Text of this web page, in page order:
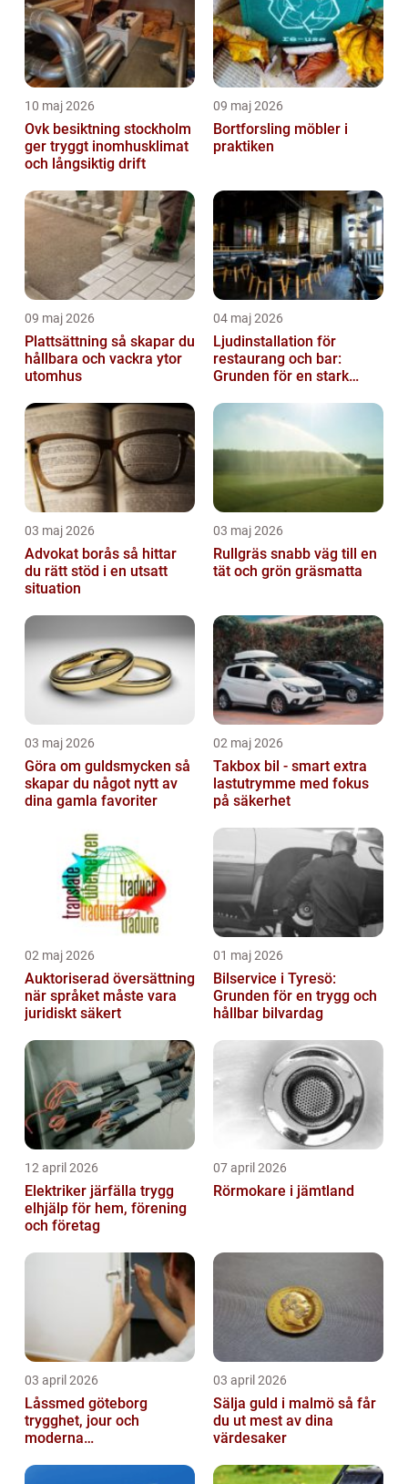
10 maj 2026
Ovk besiktning stockholm
ger tryggt inomhusklimat
och långsiktig drift
09 maj 2026
Bortforsling möbler i
praktiken
09 maj 2026
Plattsättning så skapar du
hållbara och vackra ytor
utomhus
04 maj 2026
Ljudinstallation för
restaurang och bar:
Grunden för en stark
03 maj 2026
Advokat borås så hittar
du rätt stöd i en utsatt
situation
03 maj 2026
Rullgräs snabb väg till en
tät och grön gräsmatta
03 maj 2026
Göra om guldsmycken så
skapar du något nytt av
dina gamla favoriter
02 maj 2026
Takbox bil - smart extra
lastutrymme med fokus
på säkerhet
02 maj 2026
Auktoriserad översättning
när språket måste vara
juridiskt säkert
01 maj 2026
Bilservice i Tyresö:
Grunden för en trygg och
hållbar bilvardag
12 april 2026
Elektriker järfälla trygg
elhjälp för hem, förening
och företag
07 april 2026
Rörmokare i jämtland
03 april 2026
Låssmed göteborg
trygghet, jour och
moderna
03 april 2026
Sälja guld i malmö så får
du ut mest av dina
värdesaker